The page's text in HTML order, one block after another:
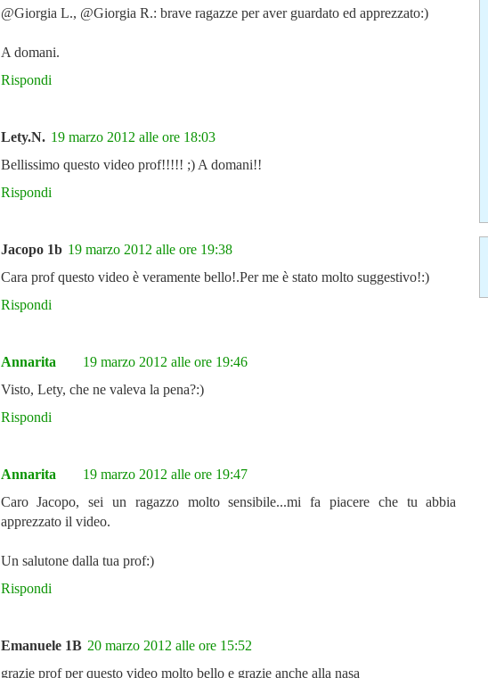
@Giorgia L., @Giorgia R.: brave ragazze per aver guardato ed apprezzato:)
A domani.
Rispondi
Lety.N. 19 marzo 2012 alle ore 18:03
Bellissimo questo video prof!!!!! ;) A domani!!
Rispondi
Jacopo 1b 19 marzo 2012 alle ore 19:38
Cara prof questo video è veramente bello!.Per me è stato molto suggestivo!:)
Rispondi
Annarita
19 marzo 2012 alle ore 19:46
Visto, Lety, che ne valeva la pena?:)
Rispondi
Annarita
19 marzo 2012 alle ore 19:47
Caro Jacopo, sei un ragazzo molto sensibile...mi fa piacere che tu abbia
apprezzato il video.
Un salutone dalla tua prof:)
Rispondi
Emanuele 1B 20 marzo 2012 alle ore 15:52
grazie prof per questo video molto bello e grazie anche alla nasa